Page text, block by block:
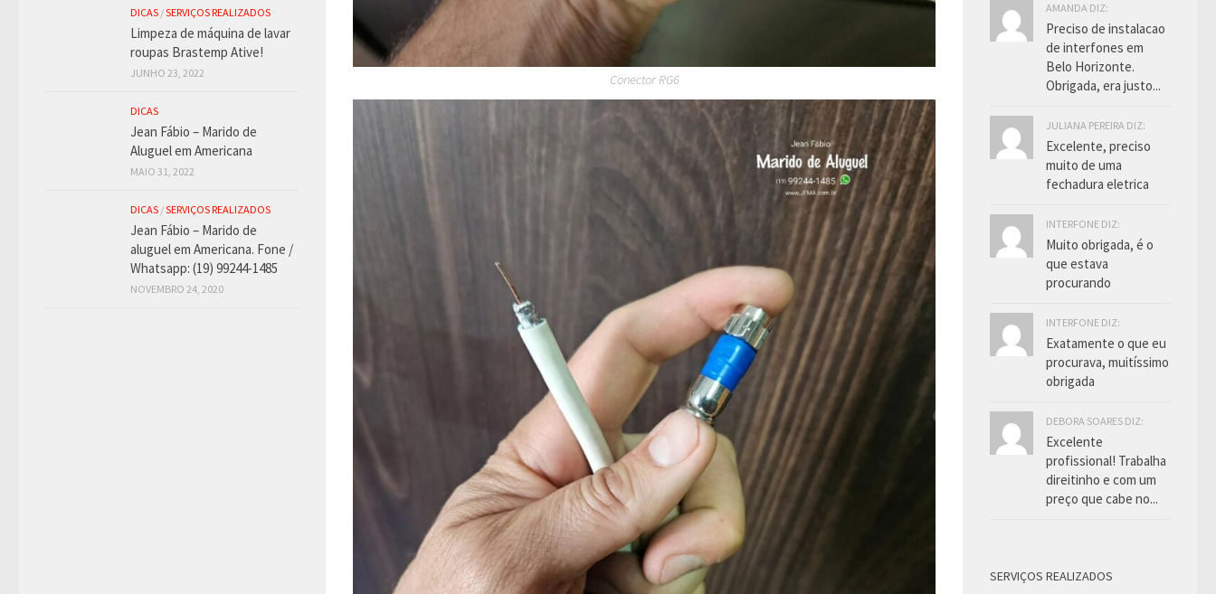
Conector RG6
DICAS /SERVIÇOS REALIZADOS
Limpeza de máquina de lavar
roupas Brastemp Ative!
JUNHO 23, 2022
DICAS
Jean Fábio – Marido de
Aluguel em Americana
MAIO 31, 2022
DICAS /SERVIÇOS REALIZADOS
Jean Fábio – Marido de
aluguel em Americana. Fone /
Whatsapp: (19) 99244-1485
NOVEMBRO 24, 2020
AMANDA DIZ:
Preciso de instalacao
de interfones em
Belo Horizonte.
Obrigada, era justo...
JULIANA PEREIRA DIZ:
Excelente, preciso
muito de uma
fechadura eletrica
INTERFONE DIZ:
Muito obrigada, é o
que estava
procurando
INTERFONE DIZ:
Exatamente o que eu
procurava, muitíssimo
obrigada
DEBORA SOARES DIZ:
Excelente
profissional! Trabalha
direitinho e com um
preço que cabe no...
SERVIÇOS REALIZADOS